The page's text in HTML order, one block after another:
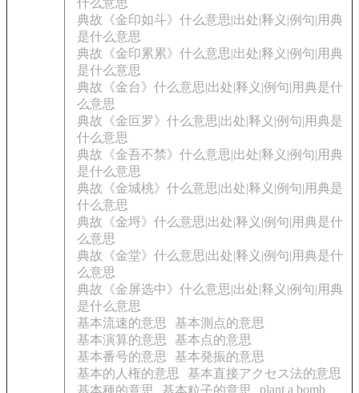
什么意思
典故《金印如斗》什么意思|出处|释义|例句|用典
是什么意思
典故《金印累累》什么意思|出处|释义|例句|用典
是什么意思
典故《金台》什么意思|出处|释义|例句|用典是什
么意思
典故《金叵罗》什么意思|出处|释义|例句|用典是
什么意思
典故《金吾不禁》什么意思|出处|释义|例句|用典
是什么意思
典故《金城桃》什么意思|出处|释义|例句|用典是
什么意思
典故《金埒》什么意思|出处|释义|例句|用典是什
么意思
典故《金堂》什么意思|出处|释义|例句|用典是什
么意思
典故《金屏选中》什么意思|出处|释义|例句|用典
是什么意思
基本流速的意思
基本測点的意思
基本演算的意思
基本点的意思
基本番号的意思
基本発振的意思
基本的人権的意思
基本直接アクセス法的意思
基本種的意思
基本粒子的意思 plant a bomb